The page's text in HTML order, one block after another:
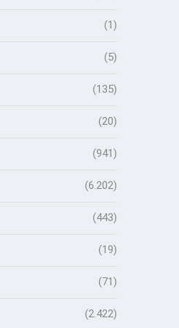
(1)
(5)
(135)
(20)
(941)
(6.202)
(443)
(19)
(71)
(2.422)